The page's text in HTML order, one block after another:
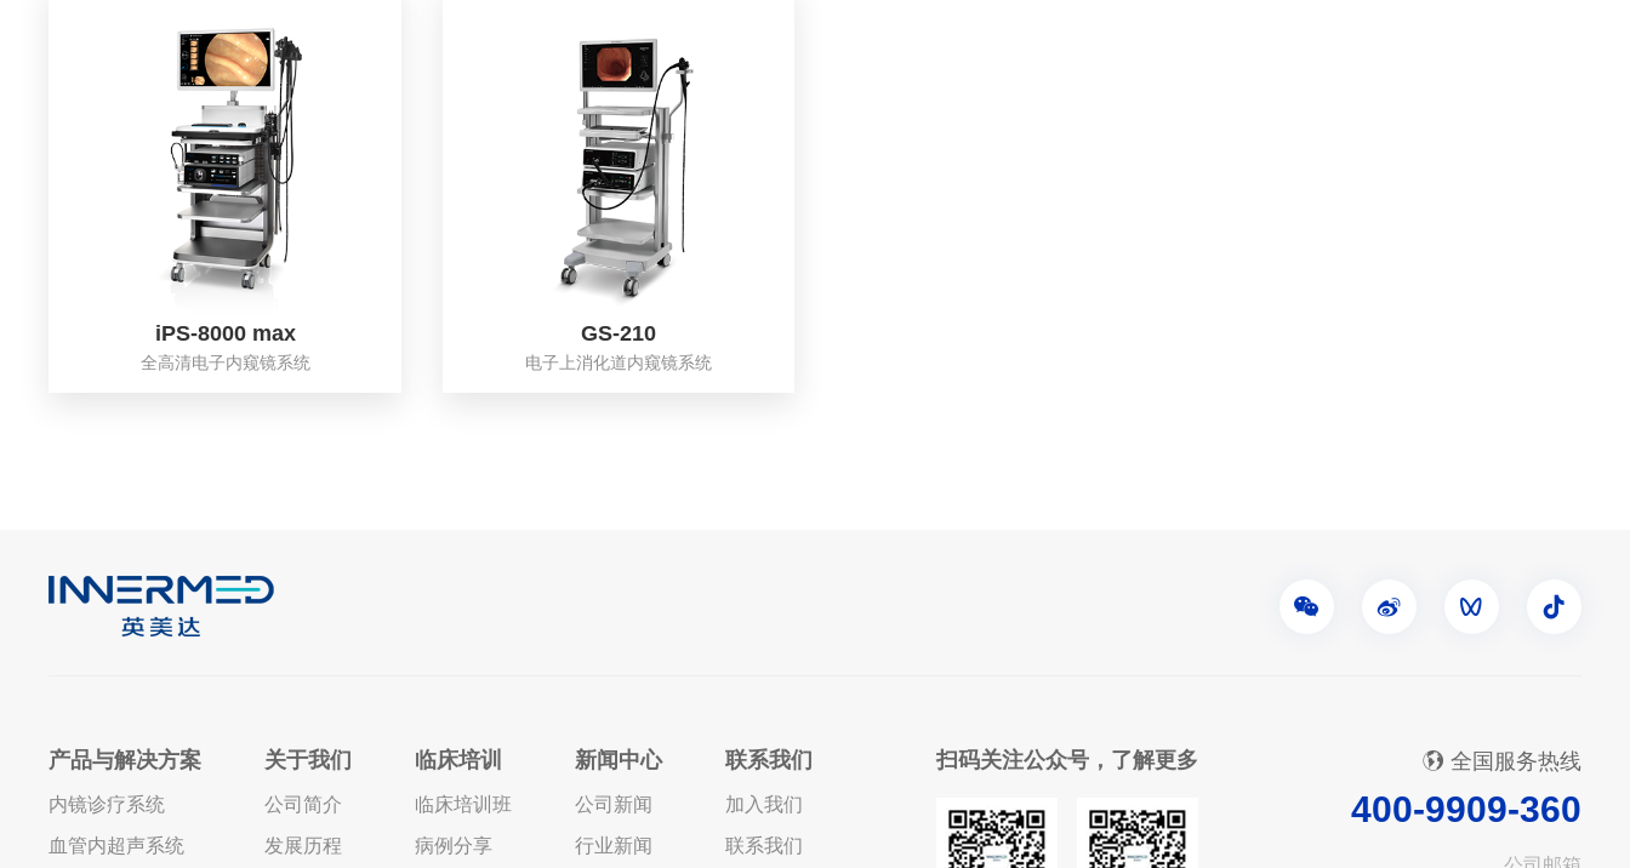
iPS-8000 max
全高清电子内窥镜系统
GS-210
电子上消化道内窥镜系统
产品与解决方案
内镜诊疗系统
血管内超声系统
关于我们
公司简介
发展历程
临床培训
临床培训班
病例分享
新闻中心
公司新闻
行业新闻
联系我们
加入我们
联系我们
扫码关注公众号，了解更多 全国服务热线
400-9909-360